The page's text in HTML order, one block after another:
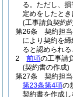
る。 ただし、
定めをしたと
(工事請負契約
第26条
契約担
により契約を締
ると認められ
2
前項の工事請
(契約書の作成)
第27条
契約担
第23条第4項の
契約書を作成し